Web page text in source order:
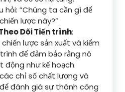
hỏi: “Chúng ta cần gì để
lược này?”
Dõi Tiến trình:
lược sản xuất và kiểm
để đảm bảo rằng nó
động như kế hoạch.
chỉ số chất lượng và
đánh giá sự thành công